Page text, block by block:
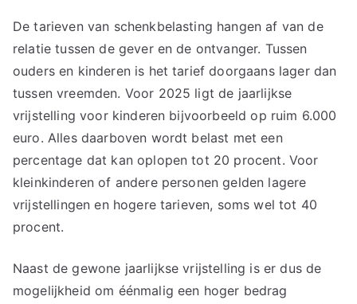
De tarieven van schenkbelasting hangen af van de
relatie tussen de gever en de ontvanger. Tussen
ouders en kinderen is het tarief doorgaans lager dan
tussen vreemden. Voor 2025 ligt de jaarlijkse
vrijstelling voor kinderen bijvoorbeeld op ruim 6.000
euro. Alles daarboven wordt belast met een
percentage dat kan oplopen tot 20 procent. Voor
kleinkinderen of andere personen gelden lagere
vrijstellingen en hogere tarieven, soms wel tot 40
procent.
Naast de gewone jaarlijkse vrijstelling is er dus de
mogelijkheid om éénmalig een hoger bedrag